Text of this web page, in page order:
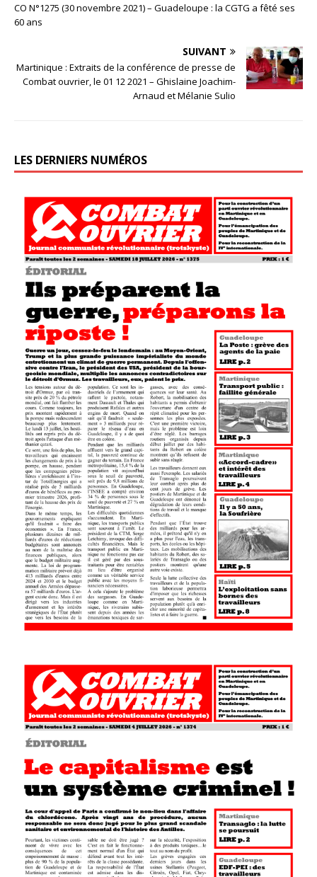
CO N°1275 (30 novembre 2021) – Guadeloupe : la CGTG a fêté ses
60 ans
SUIVANT
Martinique : Extraits de la conférence de presse de
Combat ouvrier, le 01 12 2021 – Ghislaine Joachim-
Arnaud et Mélanie Sulio
LES DERNIERS NUMÉROS